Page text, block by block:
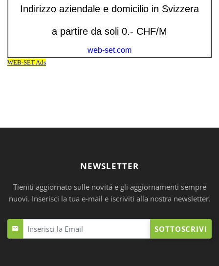
NEWSLETTER
Tieniti aggiornato sulle novitá e gli aggiornamenti sempre
nuovi. Inserisci la tua e-mail e iscriviti alla nostra newsletter.
SOTTOSCRIVI